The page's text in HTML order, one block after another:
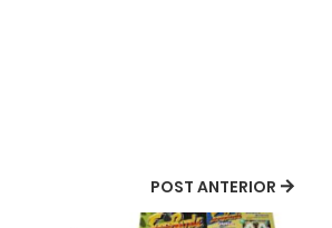
POST ANTERIOR